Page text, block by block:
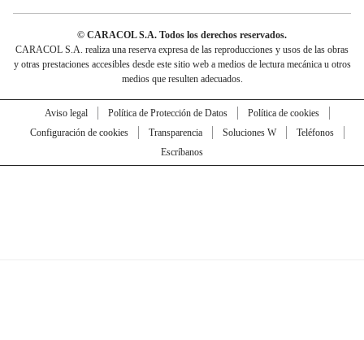
© CARACOL S.A. Todos los derechos reservados.
CARACOL S.A. realiza una reserva expresa de las reproducciones y usos de las obras
y otras prestaciones accesibles desde este sitio web a medios de lectura mecánica u otros
medios que resulten adecuados.
Aviso legal Política de Protección de Datos
Política de cookies
Configuración de cookies
Transparencia Soluciones W
Teléfonos
Escríbanos